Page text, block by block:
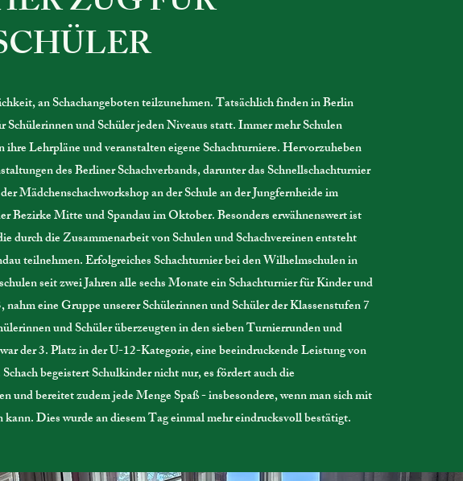
an Schachangeboten teilzunehmen. Tatsächlich finden in Berlin
und Schüler jeden Niveaus statt. Immer mehr Schulen
Lehrpläne und veranstalten eigene Schachturniere. Hervorzuheben
des Berliner Schachverbands, darunter das Schnellschachturnier
Mädchenschachworkshop an der Schule an der Jungfernheide im
Bezirke Mitte und Spandau im Oktober. Besonders erwähnenswert ist
durch die Zusammenarbeit von Schulen und Schachvereinen entsteht
teilnehmen. Erfolgreiches Schachturnier bei den Wilhelmschulen in
seit zwei Jahren alle sechs Monate ein Schachturnier für Kinder und
eine Gruppe unserer Schülerinnen und Schüler der Klassenstufen 7
und Schüler überzeugten in den sieben Turnierrunden und
der 3. Platz in der U-12-Kategorie, eine beeindruckende Leistung von
begeistert Schulkinder nicht nur, es fördert auch die
bereitet zudem jede Menge Spaß - insbesondere, wenn man sich mit
kann. Dies wurde an diesem Tag einmal mehr eindrucksvoll bestätigt.